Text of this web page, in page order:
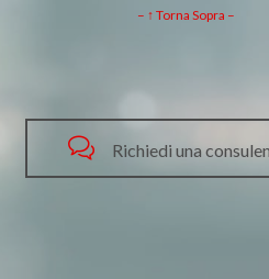
– ↑ Torna Sopra –
 Richiedi una